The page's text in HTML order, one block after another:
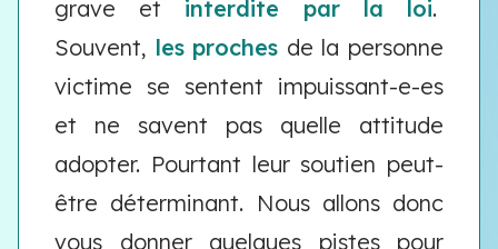
grave et interdite par la loi.
Souvent, les proches de la personne
victime se sentent impuissant-e-es
et ne savent pas quelle attitude
adopter. Pourtant leur soutien peut-
être déterminant. Nous allons donc
vous donner quelques pistes pour